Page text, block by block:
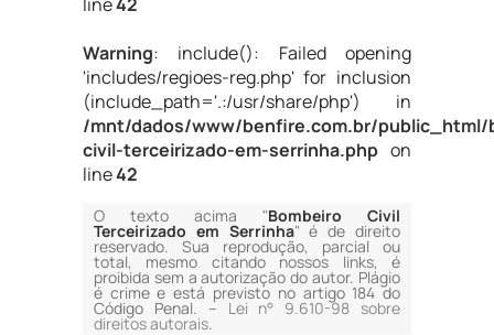
Warning: include(): Failed opening
'includes/regioes-reg.php' for inclusion
(include_path='.:/usr/share/php') in
/mnt/dados/www/benfire.com.br/public_html/
civil-terceirizado-em-serrinha.phpon
line42
O texto acima "Bombeiro Civil
Terceirizado em Serrinha" é de direito
reservado. Sua reprodução, parcial ou
total, mesmo citando nossos links, é
proibida sem a autorização do autor. Plágio
é crime e está previsto no artigo 184 do
Código Penal. – Lei n° 9.610-98 sobre
direitos autorais.